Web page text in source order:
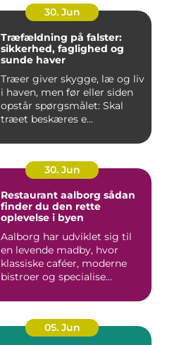
30. Jun
Træfældning på falster:
sikkerhed, faglighed og
sunde haver
Træer giver skygge, læ og liv
i haven, men før eller siden
opstår spørgsmålet: Skal
træet beskæres e...
30. Jun
Restaurant aalborg sådan
finder du den rette
oplevelse i byen
Aalborg har udviklet sig til
en levende madby, hvor
klassiske caféer, moderne
bistroer og specialise...
05. Jun